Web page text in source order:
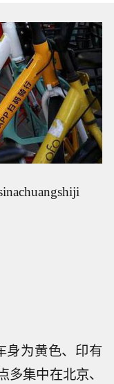
身为黄色、印有
多集中在北京、